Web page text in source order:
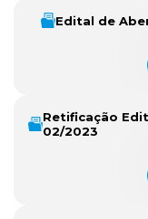
Edital de
Retificação
02/2023